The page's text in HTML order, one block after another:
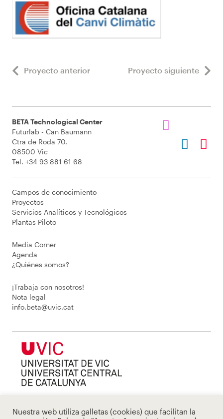
Proyecto anterior Proyecto siguiente
BETA Technological Center
Futurlab - Can Baumann
Ctra de Roda 70.
08500 Vic
Tel. +34 93 881 61 68
Campos de conocimiento
Proyectos
Servicios Analíticos y Tecnológicos
Plantas Piloto
Media Corner
Agenda
¿Quiénes somos?
¡Trabaja con nosotros!
Nota legal
info.beta@uvic.cat
Nuestra web utiliza galletas (cookies) que facilitan la